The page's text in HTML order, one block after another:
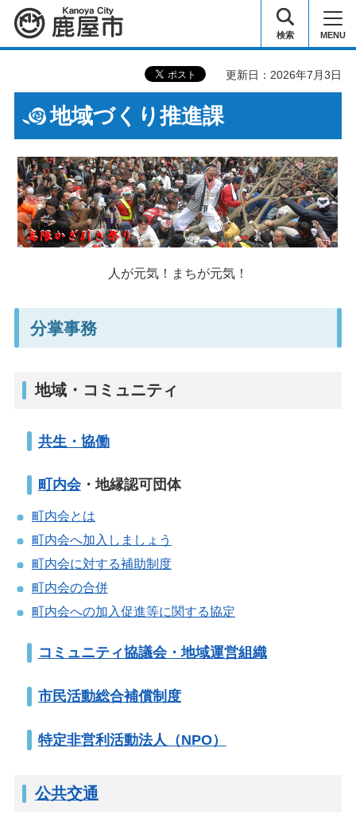
鹿屋市 検索 MENU
更新日：2026年7月3日
地域づくり推進課
人が元気！まちが元気！
分掌事務
地域・コミュニティ
共生・協働
町内会・地縁認可団体
町内会とは
町内会へ加入しましょう
町内会に対する補助制度
町内会の合併
町内会への加入促進等に関する協定
コミュニティ協議会・地域運営組織
市民活動総合補償制度
特定非営利活動法人（NPO）
公共交通